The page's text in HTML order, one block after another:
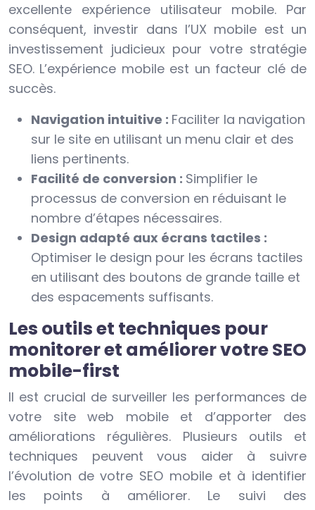
excellente expérience utilisateur mobile. Par
conséquent, investir dans l’UX mobile est un
investissement judicieux pour votre stratégie
SEO. L’expérience mobile est un facteur clé de
succès.
Navigation intuitive : Faciliter la navigation
sur le site en utilisant un menu clair et des
liens pertinents.
Facilité de conversion : Simplifier le
processus de conversion en réduisant le
nombre d’étapes nécessaires.
Design adapté aux écrans tactiles :
Optimiser le design pour les écrans tactiles
en utilisant des boutons de grande taille et
des espacements suffisants.
Les outils et techniques pour
monitorer et améliorer votre SEO
mobile-first
Il est crucial de surveiller les performances de
votre site web mobile et d’apporter des
améliorations régulières. Plusieurs outils et
techniques peuvent vous aider à suivre
l’évolution de votre SEO mobile et à identifier
les points à améliorer. Le suivi des